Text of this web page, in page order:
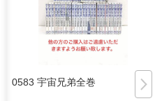
0583 宇宙兄弟全巻